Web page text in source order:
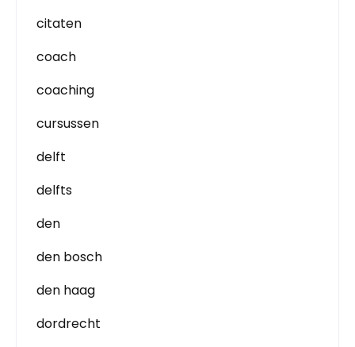
citaten
coach
coaching
cursussen
delft
delfts
den
den bosch
den haag
dordrecht